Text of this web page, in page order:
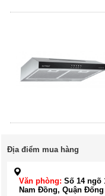
Địa điểm mua hàng
Văn phòng: Số 14 ngõ
Nam Đồng, Quận